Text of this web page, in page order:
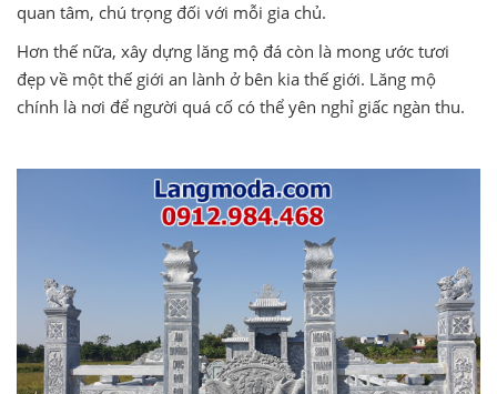
quan tâm, chú trọng đối với mỗi gia chủ.
Hơn thế nữa, xây dựng lăng mộ đá còn là mong ước tươi
đẹp về một thế giới an lành ở bên kia thế giới. Lăng mộ
chính là nơi để người quá cố có thể yên nghỉ giấc ngàn thu.